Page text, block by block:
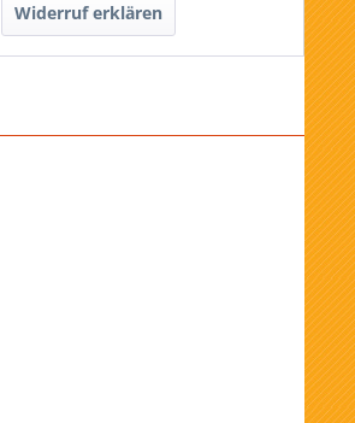
Widerruf erklären